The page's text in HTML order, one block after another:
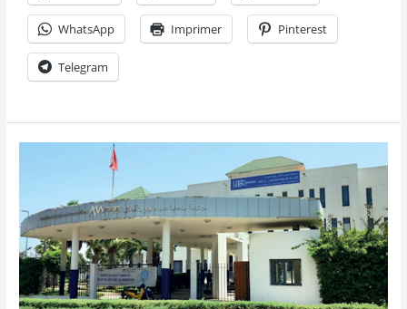
WhatsApp Imprimer Pinterest
Telegram